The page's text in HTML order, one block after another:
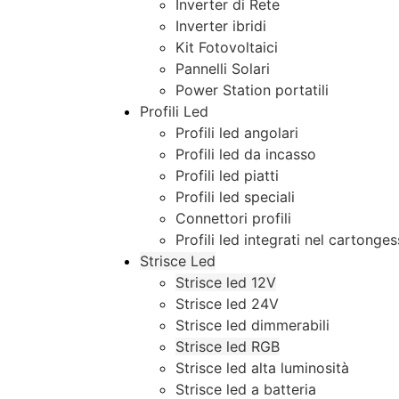
Inverter di Rete
Inverter ibridi
Kit Fotovoltaici
Pannelli Solari
Power Station portatili
Profili Led
Profili led angolari
Profili led da incasso
Profili led piatti
Profili led speciali
Connettori profili
Profili led integrati nel
Strisce Led
Strisce led 12V
Strisce led 24V
Strisce led dimmerabili
Strisce led RGB
Strisce led alta luminosità
Strisce led a batteria